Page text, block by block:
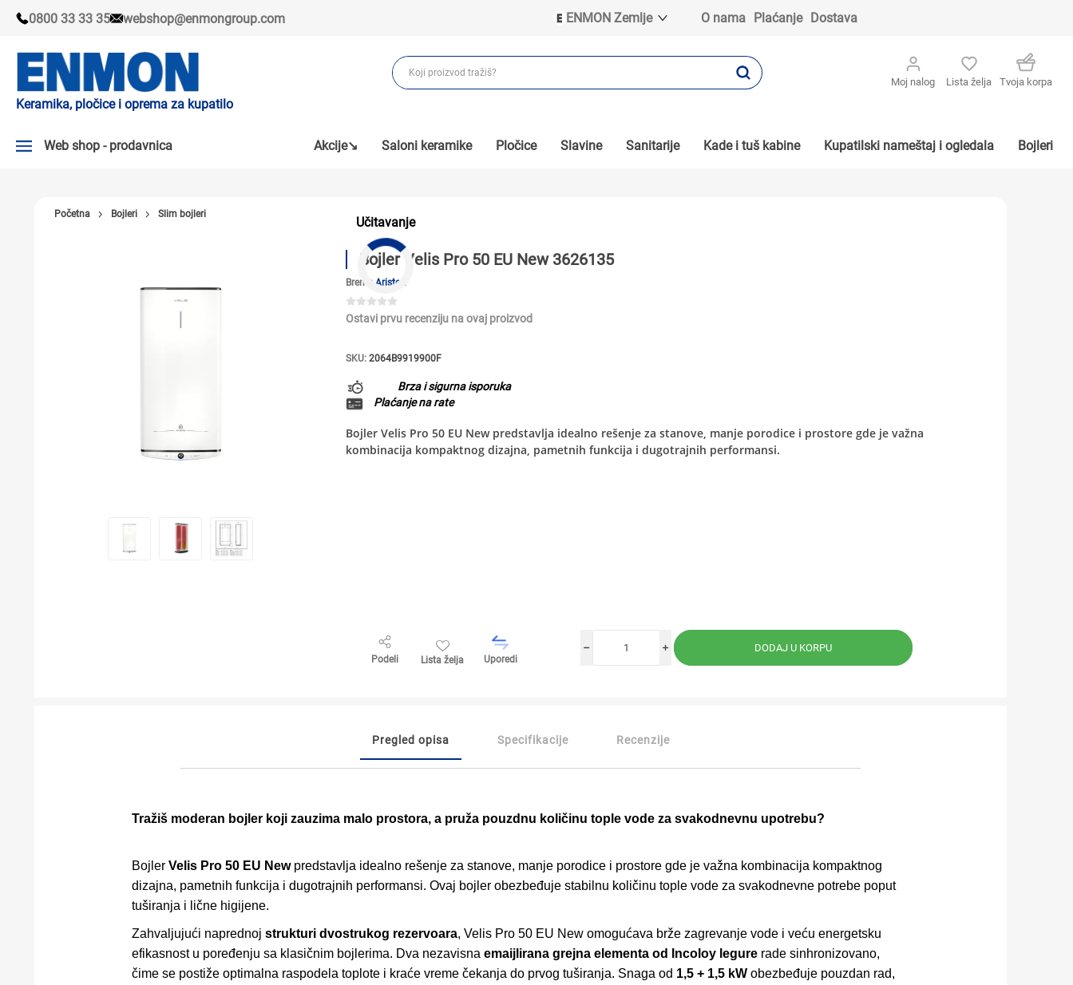
0800 33 33 35 webshop@enmongroup.com
ENMON Zemlje
ENMON BIH
ENMON MKD
O nama Plaćanje Dostava
Keramika, pločice i oprema za kupatilo
Moj nalog Lista želja Tvoja korpa
Web shop - prodavnica
PLOČICE
KADE I TUŠ KABINE
Akcije↘ Saloni keramike Pločice Slavine Sanitarije Kade i tuš kabine Kupatilski nameštaj i ogledala Bojleri
Učitavanje
Početna Bojleri Slim bojleri
Bojler Velis Pro 50 EU New 3626135
Brend: Ariston
Ostavi prvu recenziju na ovaj proizvod
SKU: 2064B9919900F
Brza i sigurna isporuka
Plaćanje na rate
Bojler Velis Pro 50 EU New predstavlja idealno rešenje za stanove, manje porodice i prostore gde je važna
kombinacija kompaktnog dizajna, pametnih funkcija i dugotrajnih performansi.
Podeli Lista želja Uporedi
i
h
Pregled opisa Specifikacije Recenzije
Tražiš moderan bojler koji zauzima malo prostora, a pruža pouzdnu količinu tople vode za svakodnevnu upotrebu?
Bojler Velis Pro 50 EU Newpredstavlja idealno rešenje za stanove, manje porodice i prostore gde je važna kombinacija kompaktnog
dizajna, pametnih funkcija i dugotrajnih performansi. Ovaj bojler obezbeđuje stabilnu količinu tople vode za svakodnevne potrebe poput
tuširanja i lične higijene.
Zahvaljujući naprednoj strukturi dvostrukog rezervoara, Velis Pro 50 EU New omogućava brže zagrevanje vode i veću energetsku
efikasnost u poređenju sa klasičnim bojlerima. Dva nezavisna emaijlirana grejna elementa od Incoloy legurerade sinhronizovano,
čime se postiže optimalna raspodela toplote i kraće vreme čekanja do prvog tuširanja. Snaga od 1,5 + 1,5 kWobezbeđuje pouzdan rad,